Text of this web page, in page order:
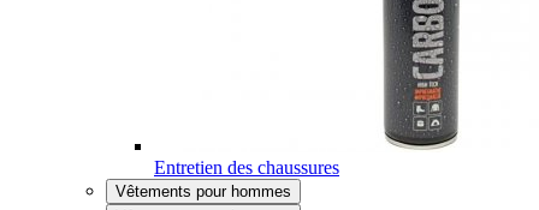
Entretien des chaussures
Vêtements pour hommes